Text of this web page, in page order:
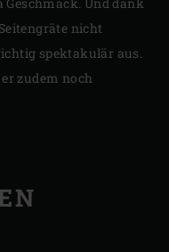
nicht
spektakulär aus.
zudem noch